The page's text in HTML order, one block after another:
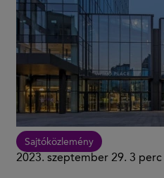
Sajtóközlemény
2023. szeptember 29. 3 perc